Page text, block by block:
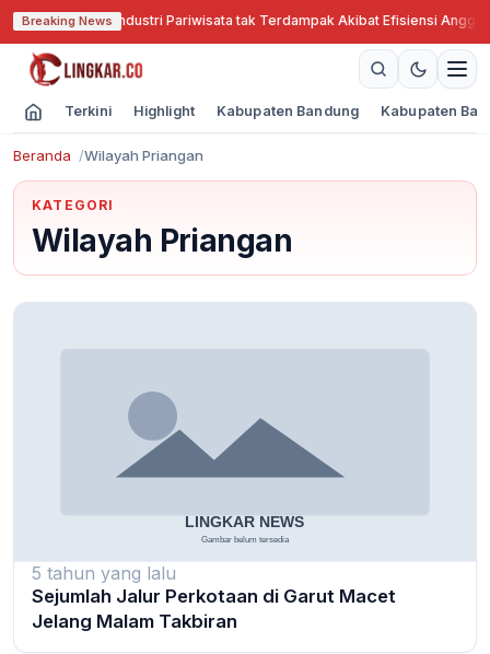
Breaking News
Solusi Agar Industri Pariwisata tak Terdampak Akibat Efisiensi Anggaran
Terkini Highlight Kabupaten Bandung Kabupaten
Beranda Wilayah Priangan
KATEGORI
Wilayah Priangan
5 tahun yang lalu
Sejumlah Jalur Perkotaan di Garut Macet
Jelang Malam Takbiran